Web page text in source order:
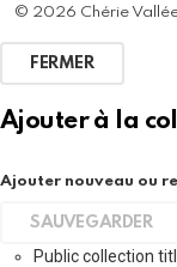
© 2026 Chérie
FERMER
Ajouter à la
Ajouter nouveau ou
Public collection